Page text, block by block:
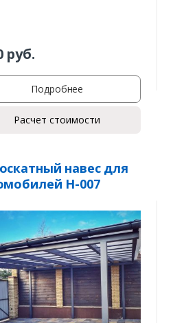
руб.
Подробнее
Расчет стоимости
навес для
Н-007